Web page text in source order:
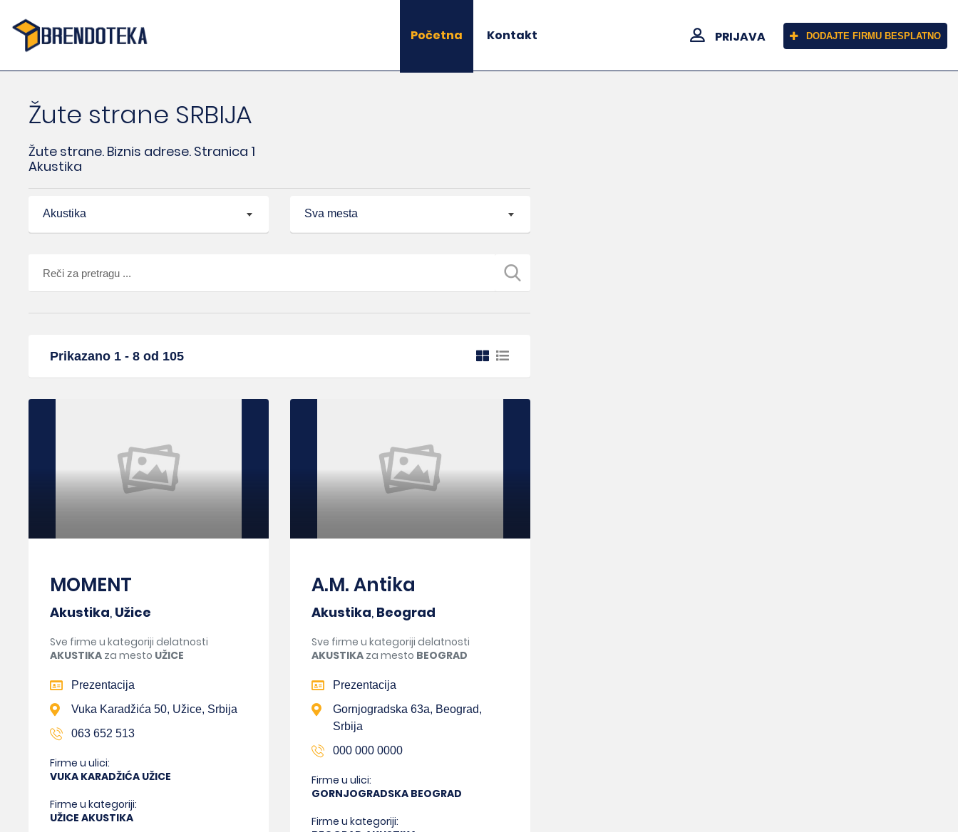
Početna Kontakt PRIJAVA DODAJTE FIRMU BESPLATNO
Žute strane SRBIJA
Žute strane. Biznis adrese. Stranica 1
Akustika
Akustika Sva mesta
Prikazano 1 - 8 od 105
MOMENT
Akustika, Užice
Sve firme u kategoriji delatnosti
AKUSTIKA za mesto UŽICE
Prezentacija
Vuka Karadžića 50, Užice, Srbija
063 652 513
Firme u ulici:
VUKA KARADŽIĆA UŽICE
Firme u kategoriji:
UŽICE AKUSTIKA
A.M. Antika
Akustika, Beograd
Sve firme u kategoriji delatnosti
AKUSTIKA za mesto BEOGRAD
Prezentacija
Gornjogradska 63a, Beograd,
Srbija
000 000 0000
Firme u ulici:
GORNJOGRADSKA BEOGRAD
Firme u kategoriji: